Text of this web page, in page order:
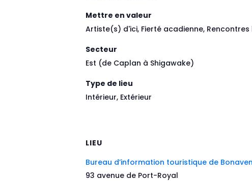
Mettre en valeur
Artiste(s) d'ici, Fierté acadienne,
Secteur
Est (de Caplan à Shigawake)
Type de lieu
Intérieur, Extérieur
LIEU
Bureau d’information touristique de
93 avenue de Port-Royal